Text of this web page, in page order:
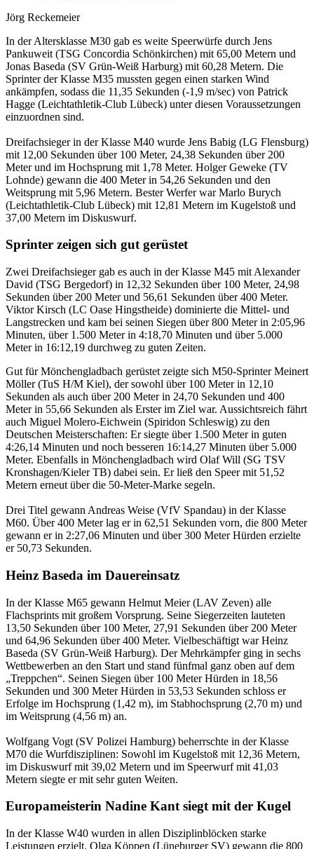
Jörg Reckemeier
In der Altersklasse M30 gab es weite Speerwürfe durch Jens
Pankuweit (TSG Concordia Schönkirchen) mit 65,00 Metern und
Jonas Baseda (SV Grün-Weiß Harburg) mit 60,28 Metern. Die
Sprinter der Klasse M35 mussten gegen einen starken Wind
ankämpfen, sodass die 11,35 Sekunden (-1,9 m/sec) von Patrick
Hagge (Leichtathletik-Club Lübeck) unter diesen Voraussetzungen
einzuordnen sind.
Dreifachsieger in der Klasse M40 wurde Jens Babig (LG Flensburg)
mit 12,00 Sekunden über 100 Meter, 24,38 Sekunden über 200
Meter und im Hochsprung mit 1,78 Meter. Holger Geweke (TV
Lohnde) gewann die 400 Meter in 54,26 Sekunden und den
Weitsprung mit 5,96 Metern. Bester Werfer war Marlo Burych
(Leichtathletik-Club Lübeck) mit 12,81 Metern im Kugelstoß und
37,00 Metern im Diskuswurf.
Sprinter zeigen sich gut gerüstet
Zwei Dreifachsieger gab es auch in der Klasse M45 mit Alexander
David (TSG Bergedorf) in 12,32 Sekunden über 100 Meter, 24,98
Sekunden über 200 Meter und 56,61 Sekunden über 400 Meter.
Viktor Kirsch (LC Oase Hingstheide) dominierte die Mittel- und
Langstrecken und kam bei seinen Siegen über 800 Meter in 2:05,96
Minuten, über 1.500 Meter in 4:18,70 Minuten und über 5.000
Meter in 16:12,19 durchweg zu guten Zeiten.
Gut für Mönchengladbach gerüstet zeigte sich M50-Sprinter Meinert
Möller (TuS H/M Kiel), der sowohl über 100 Meter in 12,10
Sekunden als auch über 200 Meter in 24,70 Sekunden und 400
Meter in 55,66 Sekunden als Erster im Ziel war. Aussichtsreich fährt
auch Miguel Molero-Eichwein (Spiridon Schleswig) zu den
Deutschen Meisterschaften: Er siegte über 1.500 Meter in guten
4:26,14 Minuten und noch besseren 16:14,27 Minuten über 5.000
Meter. Ebenfalls in Mönchengladbach wird Olaf Will (SG TSV
Kronshagen/Kieler TB) dabei sein. Er ließ den Speer mit 51,52
Metern erneut über die 50-Meter-Marke segeln.
Drei Titel gewann Andreas Weise (VfV Spandau) in der Klasse
M60. Über 400 Meter lag er in 62,51 Sekunden vorn, die 800 Meter
gewann er in 2:27,06 Minuten und über 300 Meter Hürden erzielte
er 50,73 Sekunden.
Heinz Baseda im Dauereinsatz
In der Klasse M65 gewann Helmut Meier (LAV Zeven) alle
Flachsprints mit großem Vorsprung. Seine Siegerzeiten lauteten
13,50 Sekunden über 100 Meter, 27,91 Sekunden über 200 Meter
und 64,96 Sekunden über 400 Meter. Vielbeschäftigt war Heinz
Baseda (SV Grün-Weiß Harburg). Der Mehrkämpfer ging in sechs
Wettbewerben an den Start und stand fünfmal ganz oben auf dem
„Treppchen“. Seinen Siegen über 100 Meter Hürden in 18,56
Sekunden und 300 Meter Hürden in 53,53 Sekunden schloss er
Erfolge im Hochsprung (1,42 m), im Stabhochsprung (2,70 m) und
im Weitsprung (4,56 m) an.
Wolfgang Vogt (SV Polizei Hamburg) beherrschte in der Klasse
M70 die Wurfdisziplinen: Sowohl im Kugelstoß mit 12,36 Metern,
im Diskuswurf mit 39,02 Metern und im Speerwurf mit 41,03
Metern siegte er mit sehr guten Weiten.
Europameisterin Nadine Kant siegt mit der Kugel
In der Klasse W40 wurden in allen Disziplinblöcken starke
Leistungen erzielt. Olga Köppen (Lüneburger SV) gewann die 800